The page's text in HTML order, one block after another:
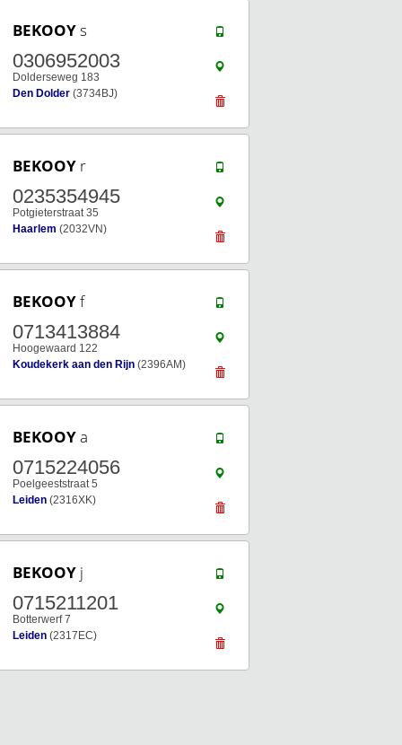
BEKOOYs
0306952003
Dolderseweg 183
Den Dolder (3734BJ)
BEKOOY r
0235354945
Potgieterstraat 35
Haarlem (2032VN)
BEKOOYf
0713413884
Hoogewaard 122
Koudekerk aan den Rijn (2396AM)
BEKOOYa
0715224056
Poelgeeststraat 5
Leiden (2316XK)
BEKOOY j
0715211201
Botterwerf 7
Leiden (2317EC)